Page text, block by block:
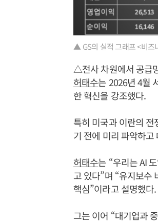
▲ GS의 실적 그래프 <비즈
△전사 차원에서 공급
허태수는 2026년 4월
한 혁신을 강조했다.
특히 미국과 이란의
기 전에 미리 파악하
허태수는 “우리는 AI
고 있다”며 “유지보수
핵심”이라고 설명했다.
그는 이어 “대기업과